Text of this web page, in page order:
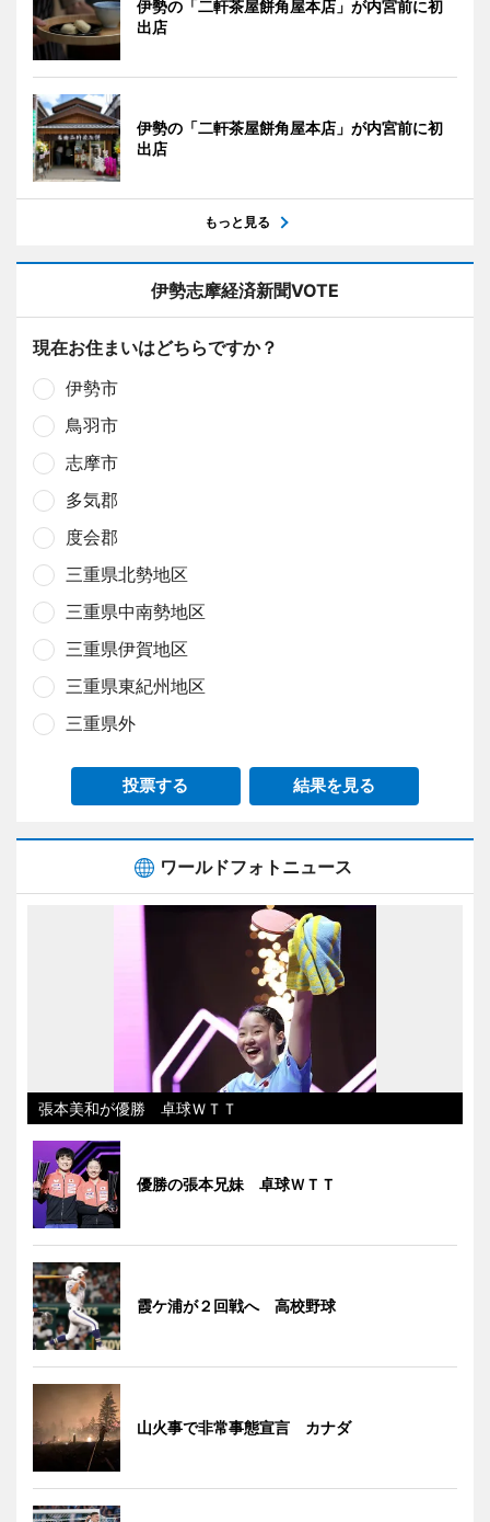
伊勢の「二軒茶屋餅角屋本店」が内宮前に初
出店
伊勢の「二軒茶屋餅角屋本店」が内宮前に初
出店
もっと見る
伊勢志摩経済新聞VOTE
現在お住まいはどちらですか？
伊勢市
鳥羽市
志摩市
多気郡
度会郡
三重県北勢地区
三重県中南勢地区
三重県伊賀地区
三重県東紀州地区
三重県外
投票する 結果を見る
ワールドフォトニュース
張本美和が優勝 卓球ＷＴＴ
優勝の張本兄妹 卓球ＷＴＴ
霞ケ浦が２回戦へ 高校野球
山火事で非常事態宣言 カナダ